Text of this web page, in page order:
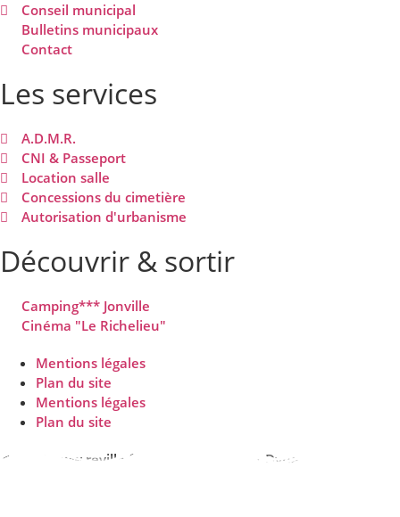
Conseil municipal
Bulletins municipaux
Contact
Les services
A.D.M.R.
CNI & Passeport
Location salle
Concessions du cimetière
Autorisation d'urbanisme
Découvrir & sortir
Camping*** Jonville
Cinéma "Le Richelieu"
Mentions légales
Plan du site
Mentions légales
Plan du site
© 2026 www.reville.fr - Une réalisation R Dynamics